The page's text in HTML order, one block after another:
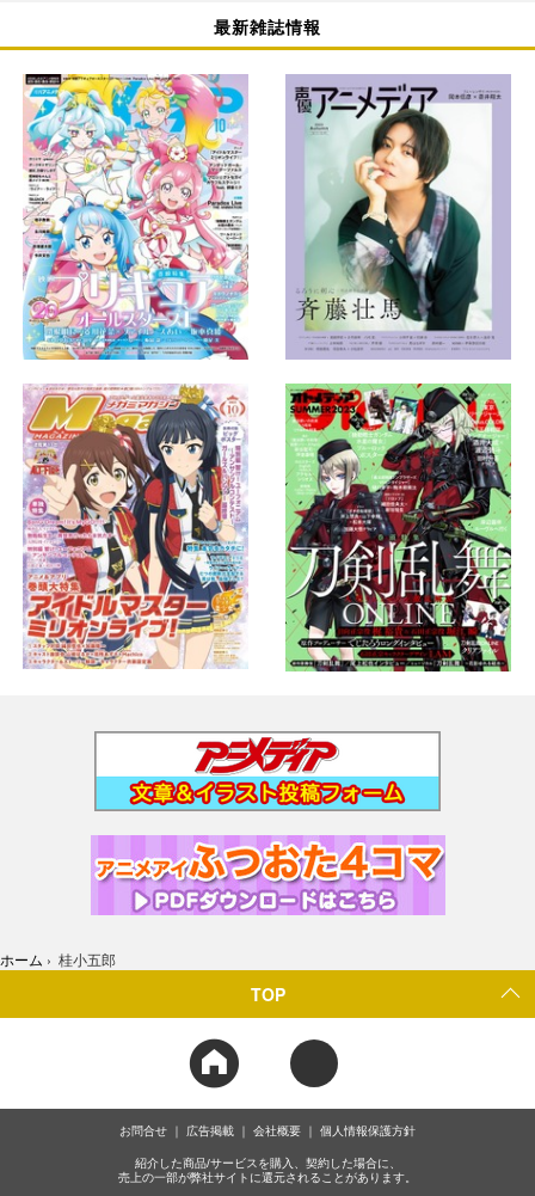
最新雑誌情報
ホーム › 桂小五郎
TOP
お問合せ 広告掲載 会社概要 個人情報保護方針
紹介した商品/サービスを購入、契約した場合に、
売上の一部が弊社サイトに還元されることがあります。